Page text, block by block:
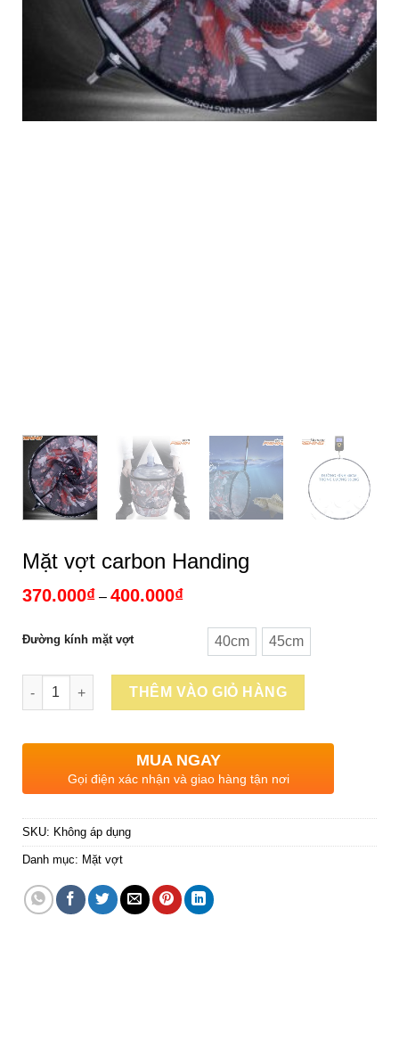
Mặt vợt carbon Handing
370.000₫ – 400.000₫Khoảng
370.000₫
Đường kính mặt vợt 40cm
40cm 45cm
45cm
Số lượng
THÊM VÀO GIỎ HÀNG
MUA NGAY
Gọi điện xác nhận và giao hàng tận nơi
SKU: Không áp dụng
Danh mục: Mặt vợt